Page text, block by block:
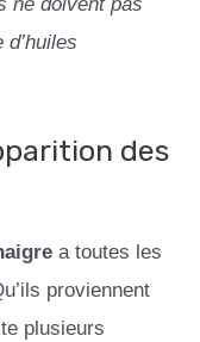
d’huiles
des
a toutes les
proviennent
plusieurs